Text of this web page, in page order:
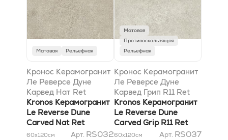
Матовая Рельефная
Кронос Керамогранит
Ле Реверсе Дуне
Карвед Нат Ret
60x120 10mm
Kronos Керамогранит
Le Reverse Dune
Carved Nat Ret
60x120 10mm
60x120см Арт. RS032
Матовая
Противоскользящая
Рельефная
Кронос Керамогранит
Ле Реверсе Дуне
Карвед Грип R11 Ret
60x120 10mm,
Противоскользящая
Kronos Керамогранит
Le Reverse Dune
Carved Grip R11 Ret
60x120 10mm,
60x120см Арт. RS037